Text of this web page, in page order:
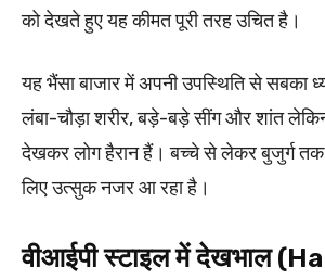
को देखते हुए यह कीमत पूरी तरह उचित है।
यह भैंसा बाजार में अपनी उपस्थिति से सबका
लंबा-चौड़ा शरीर, बड़े-बड़े सींग और शांत
देखकर लोग हैरान हैं। बच्चे से लेकर बुजुर्ग
लिए उत्सुक नजर आ रहा है।
वीआईपी स्टाइल में देखभाल